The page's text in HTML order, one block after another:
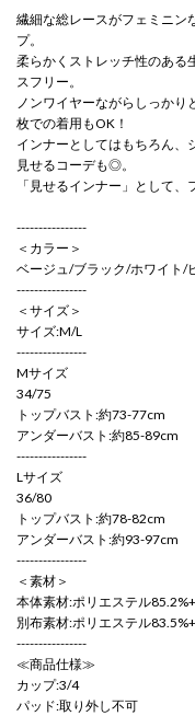
繊細な総レースがフェミニン
プ。
柔らかくストレッチ性のある
スフリー。
ノンワイヤーながらしっか
枚での着用もOK！
インナーとしてはもちろん、
見せるコーデも◎。
「見せるインナー」として、
----------------
＜カラー＞
ベージュ/ブラック/ホワイト/
----------------
＜サイズ＞
サイズ:M/L
----------------
Mサイズ
34/75
トップバスト:約73-77cm
アンダーバスト:約85-89cm
----------------
Lサイズ
36/80
トップバスト:約78-82cm
アンダーバスト:約93-97cm
----------------
＜素材＞
本体素材:ポリエステル
別布素材:ポリエステル
----------------
≪商品仕様≫
カップ:3/4
パッド:取り外し不可